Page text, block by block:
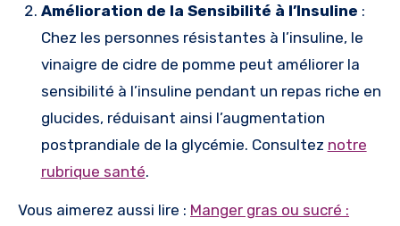
Amélioration de la Sensibilité à l’Insuline :
Chez les personnes résistantes à l’insuline, le
vinaigre de cidre de pomme peut améliorer la
sensibilité à l’insuline pendant un repas riche en
glucides, réduisant ainsi l’augmentation
postprandiale de la glycémie. Consultez notre
rubrique santé.
Vous aimerez aussi lire : Manger gras ou sucré :